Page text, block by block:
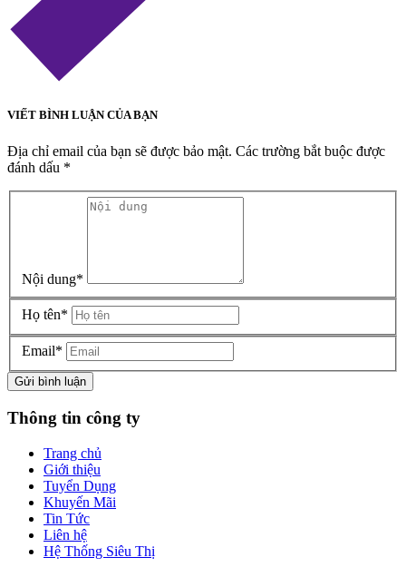
VIẾT BÌNH LUẬN CỦA BẠN
Địa chỉ email của bạn sẽ được bảo mật. Các trường bắt buộc được
đánh dấu *
Nội dung*
Họ tên*
Email*
Gửi bình luận
Thông tin công ty
Trang chủ
Giới thiệu
Tuyển Dụng
Khuyến Mãi
Tin Tức
Liên hệ
Hệ Thống Siêu Thị